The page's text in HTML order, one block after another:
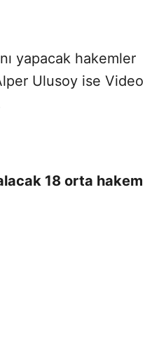
yapacak hakemler
Ulusoy ise Video
18 orta hakem